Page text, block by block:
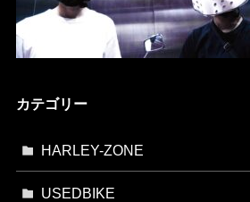
カテゴリー
HARLEY-ZONE
USEDBIKE